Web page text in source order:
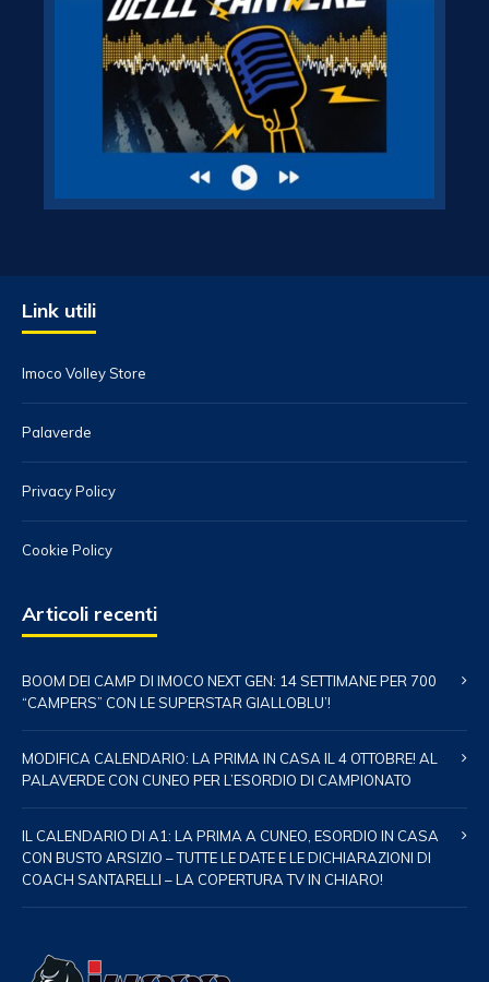
Link utili
Imoco Volley Store
Palaverde
Privacy Policy
Cookie Policy
Articoli recenti
BOOM DEI CAMP DI IMOCO NEXT GEN: 14 SETTIMANE PER 700
“CAMPERS” CON LE SUPERSTAR GIALLOBLU’!
MODIFICA CALENDARIO: LA PRIMA IN CASA IL 4 OTTOBRE! AL
PALAVERDE CON CUNEO PER L’ESORDIO DI CAMPIONATO
IL CALENDARIO DI A1: LA PRIMA A CUNEO, ESORDIO IN CASA
CON BUSTO ARSIZIO – TUTTE LE DATE E LE DICHIARAZIONI DI
COACH SANTARELLI – LA COPERTURA TV IN CHIARO!